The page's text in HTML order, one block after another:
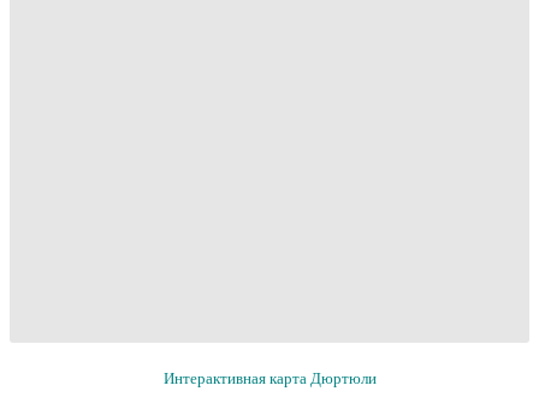
Интерактивная карта Дюртюли